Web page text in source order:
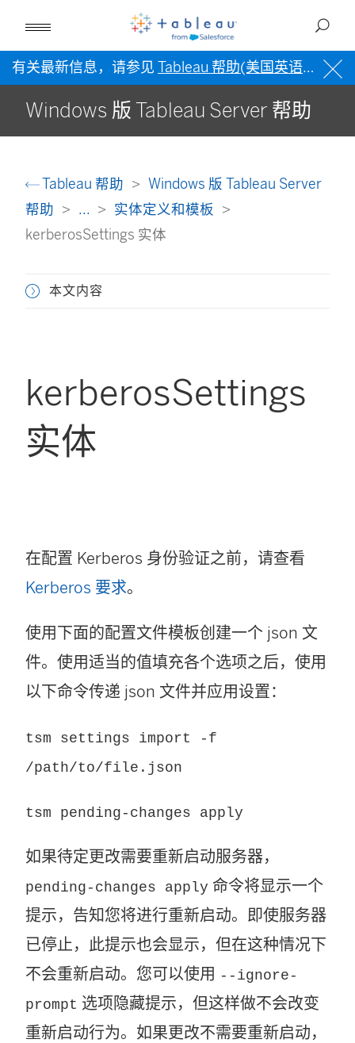
有关最新信息，请参见 Tableau 帮助(美国英语) 。
Windows 版 Tableau Server 帮助
Tableau 帮助
Windows 版 Tableau Server
帮助
...
实体定义和模板
kerberosSettings 实体
本文内容
kerberosSettings
实体
在配置 Kerberos 身份验证之前，请查看
Kerberos 要求。
使用下面的配置文件模板创建一个 json 文
件。使用适当的值填充各个选项之后，使用
以下命令传递 json 文件并应用设置：
tsm settings import -f
/path/to/file.json
tsm pending-changes apply
如果待定更改需要重新启动服务器，
pending-changes apply 命令将显示一个
提示，告知您将进行重新启动。即使服务器
已停止，此提示也会显示，但在这种情况下
不会重新启动。您可以使用 --ignore-
prompt 选项隐藏提示，但这样做不会改变
重新启动行为。如果更改不需要重新启动，